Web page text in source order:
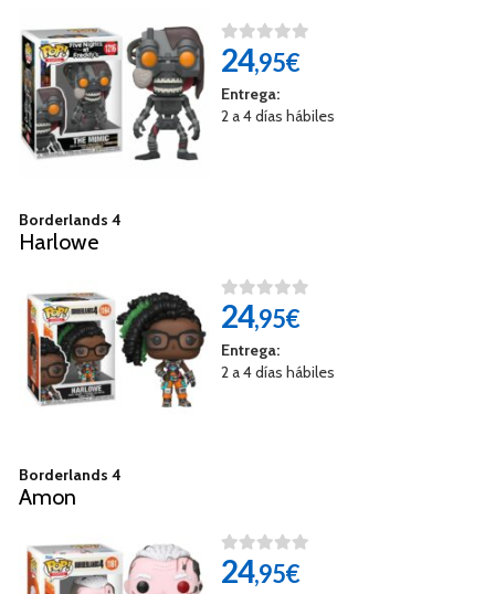
24,95€
Entrega:
2 a 4 días hábiles
Borderlands 4
Harlowe
24,95€
Entrega:
2 a 4 días hábiles
Borderlands 4
Amon
24,95€